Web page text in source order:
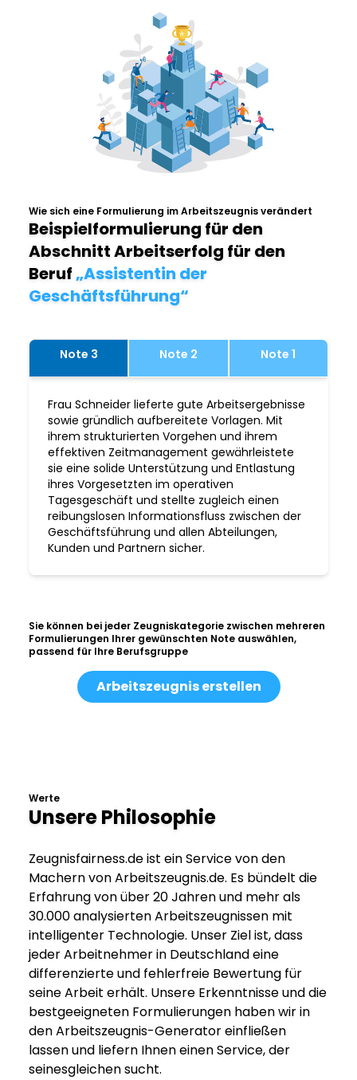
Wie sich eine Formulierung im Arbeitszeugnis verändert
Beispielformulierung für den
Abschnitt Arbeitserfolg für den
Beruf„Assistentin der
Geschäftsführung“
Note 3 Note 2 Note 1
Frau Schneider lieferte gute Arbeitsergebnisse
sowie gründlich aufbereitete Vorlagen. Mit
ihrem strukturierten Vorgehen und ihrem
effektiven Zeitmanagement gewährleistete
sie eine solide Unterstützung und Entlastung
ihres Vorgesetzten im operativen
Tagesgeschäft und stellte zugleich einen
reibungslosen Informationsfluss zwischen der
Geschäftsführung und allen Abteilungen,
Kunden und Partnern sicher.
Sie können bei jeder Zeugniskategorie zwischen mehreren
Formulierungen Ihrer gewünschten Note auswählen,
passend für Ihre Berufsgruppe
Arbeitszeugnis erstellen
Werte
Unsere Philosophie
Zeugnisfairness.de ist ein Service von den
Machern von Arbeitszeugnis.de. Es bündelt die
Erfahrung von über 20 Jahren und mehr als
30.000 analysierten Arbeitszeugnissen mit
intelligenter Technologie. Unser Ziel ist, dass
jeder Arbeitnehmer in Deutschland eine
differenzierte und fehlerfreie Bewertung für
seine Arbeit erhält. Unsere Erkenntnisse und die
bestgeeigneten Formulierungen haben wir in
den Arbeitszeugnis-Generator einfließen
lassen und liefern Ihnen einen Service, der
seinesgleichen sucht.